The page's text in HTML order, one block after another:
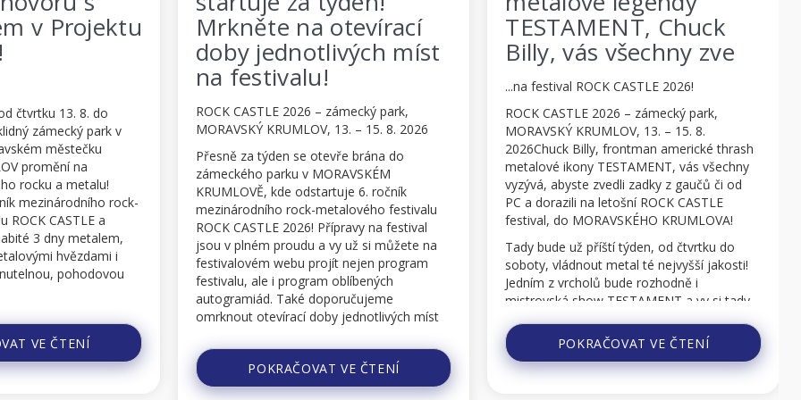
v
rock-
i
Mrkněte na otevírací
doby jednotlivých míst
na festivalu!
ROCK CASTLE 2026 – zámecký park,
MORAVSKÝ KRUMLOV, 13. – 15. 8. 2026
Přesně za týden se otevře brána do
zámeckého parku v MORAVSKÉM
KRUMLOVĚ, kde odstartuje 6. ročník
mezinárodního rock-metalového festivalu
ROCK CASTLE 2026! Přípravy na festival
jsou v plném proudu a vy už si můžete na
festivalovém webu projít nejen program
festivalu, ale i program oblíbených
autogramiád. Také doporučujeme
omrknout otevírací doby jednotlivých míst
na festivalu!
Podívejte se, kdy a v ...POKRAČOVAT VE ČTENÍ
TESTAMENT, Chuck
Billy, vás všechny zve
...na festival ROCK CASTLE 2026!
ROCK CASTLE 2026 – zámecký park,
MORAVSKÝ KRUMLOV, 13. – 15. 8.
2026Chuck Billy, frontman americké thrash
metalové ikony TESTAMENT, vás všechny
vyzývá, abyste zvedli zadky z gaučů či od
PC a dorazili na letošní ROCK CASTLE
festival, do MORAVSKÉHO KRUMLOVA!
Tady bude už příští týden, od čtvrtku do
soboty, vládnout metal té nejvyšší jakosti!
Jedním z vrcholů bude rozhodně i
mistrovská show TESTAMENT a vy si tady
můžete pořádně vyčistit ...
POKRAČOVAT VE ČTENÍ
na
cenu!
ROCK
MORAVSKÝ
2026 Rock-
v
nejen
letních dní a
tady
vědomosti a